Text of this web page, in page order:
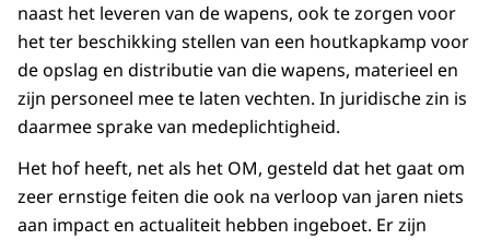
naast het leveren van de wapens, ook te zorgen voor
het ter beschikking stellen van een houtkapkamp voor
de opslag en distributie van die wapens, materieel en
zijn personeel mee te laten vechten. In juridische zin is
daarmee sprake van medeplichtigheid.
Het hof heeft, net als het OM, gesteld dat het gaat om
zeer ernstige feiten die ook na verloop van jaren niets
aan impact en actualiteit hebben ingeboet. Er zijn